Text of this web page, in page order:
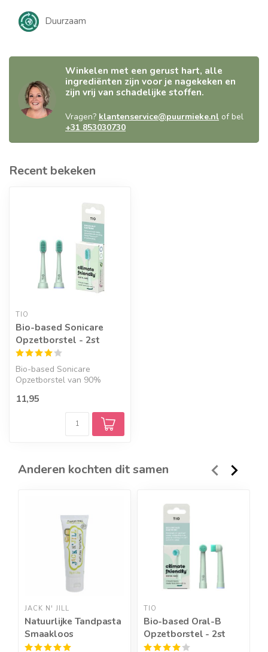
Duurzaam
Winkelen met een gerust hart, alle
ingrediënten zijn voor je nagekeken en
zijn vrij van schadelijke stoffen.
Vragen? klantenservice@puurmieke.nl of bel
+31 853030730
Recent bekeken
TIO
Bio-based Sonicare
Opzetborstel - 2st
Bio-based Sonicare
Opzetborstel van 90%
van plantaa...
11,95
Anderen kochten dit samen
JACK N' JILL
Natuurlijke Tandpasta
Smaakloos
TIO
Bio-based Oral-B
Opzetborstel - 2st